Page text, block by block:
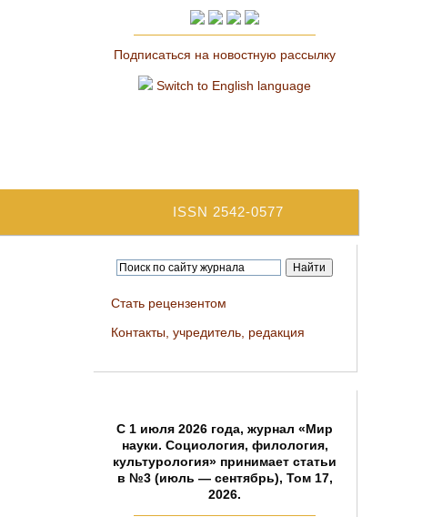
Подписаться на новостную рассылку
Switch to English language
ISSN 2542-0577
Стать рецензентом
Контакты, учредитель, редакция
C 1 июля 2026 года, журнал «Мир
науки. Социология, филология,
культурология» принимает статьи
в №3 (июль — сентябрь), Том 17,
2026.